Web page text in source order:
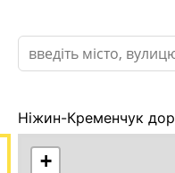
Ніжин-Кременчук
+